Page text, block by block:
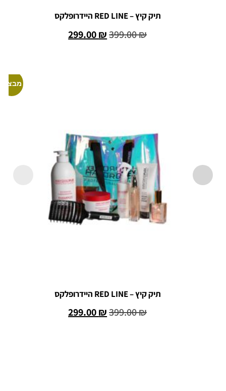
תיק קיץ – RED LINE היידרופלקס
399.00₪
299.00₪
מבצע!
תיק קיץ – RED LINE היידרופלקס
399.00₪
299.00₪